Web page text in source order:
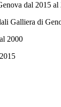
dal 2015 al
Galliera di
2000